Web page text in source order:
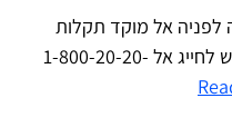
לפניה אל מוקד תקלות
ושירות לקוחות של מי נתניה יש לחייג אל 1-800-20-20-